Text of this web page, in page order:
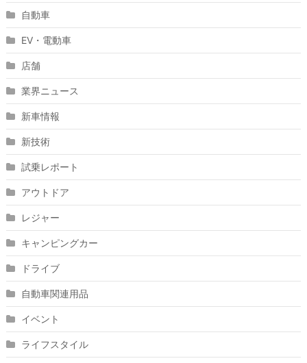
自動車
EV・電動車
店舗
業界ニュース
新車情報
新技術
試乗レポート
アウトドア
レジャー
キャンピングカー
ドライブ
自動車関連用品
イベント
ライフスタイル